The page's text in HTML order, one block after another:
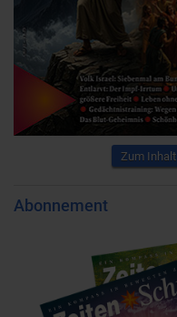
Zum Inhalt
Abonnement